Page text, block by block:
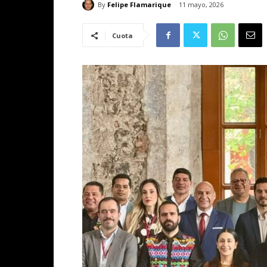
By Felipe Flamarique 11 mayo, 2026
Cuota